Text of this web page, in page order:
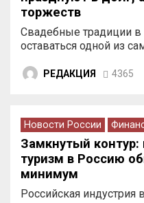
торжеств
Свадебные традиции
оставаться одной из
РЕДАКЦИЯ 4365
Новости России
Замкнутый
туризм в Россию
минимум
Российская индустрия